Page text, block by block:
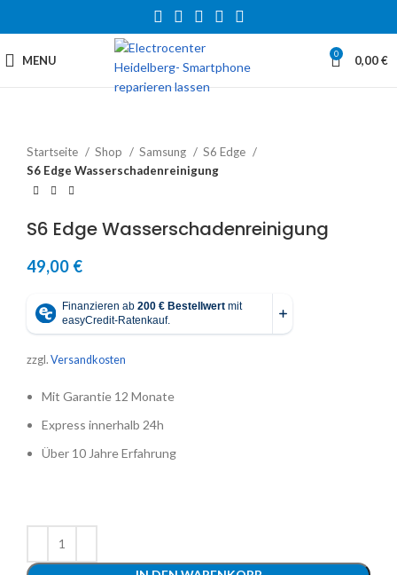
MENU 0 0,00€
Startseite Shop Samsung
S6 Edge
S6 Edge Wasserschadenreinigung
S6 Edge Wasserschadenreinigung
49,00 €
zzgl. Versandkosten
Mit Garantie 12 Monate
Express innerhalb 24h
Über 10 Jahre Erfahrung